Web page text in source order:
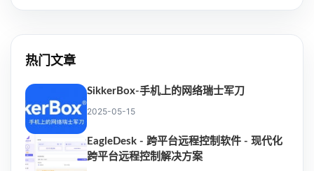
热门文章
SikkerBox-手机上的网络瑞士军刀
2025-05-15
EagleDesk - 跨平台远程控制软件 - 现代化
跨平台远程控制解决方案